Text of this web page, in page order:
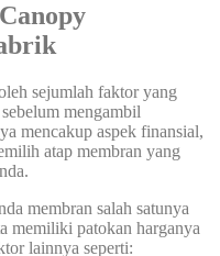
sejumlah faktor yang
mengambil
mencakup aspek finansial,
atap membran yang
membran salah satunya
memiliki patokan harganya
lainnya seperti: